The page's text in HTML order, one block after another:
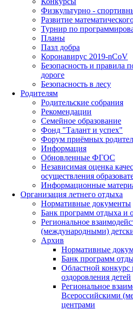
Физкультурно -
Развитие
Турнир по
Планы
Пазл добра
Коронавирус 2019-nCoV
Безопасность и правила
дороге
Безопасность в лесу
Родителям
Родительские собрания
Рекомендации
Семейное образование
Фонд "Талант и успех"
Форум приёмных
Информация
Обновленные ФГОС
Независимая оценка
осуществления
Информационные
Организация летнего отдыха
Нормативные документы
Банк программ отдыха и
Региональное
(международными)
Архив
Нормативные
Банк программ
Областной
оздоровления детей
Региональное
Всероссийскими
центрами